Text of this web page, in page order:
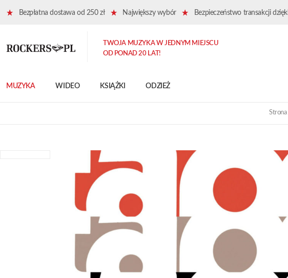
Bezpłatna dostawa od 250 zł Największy wybór Bezpieczeństwo transakcji
MUZYKA WIDEO KSIĄŻKI ODZIEŻ
TWOJA MUZYKA W JEDNYM MIEJSCU
OD PONAD 20 LAT!
Strona